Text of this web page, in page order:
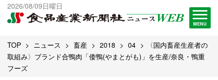
2026/08/09日曜日
MENU
出版物一覧へ
試読・購読申し込み
TOP ニュース 畜産 2018 04
〈国内畜産生産者の
取組み〉ブランド合鴨肉「倭鴨(やまとがも)」を生産/奈良・鴨重
フーズ